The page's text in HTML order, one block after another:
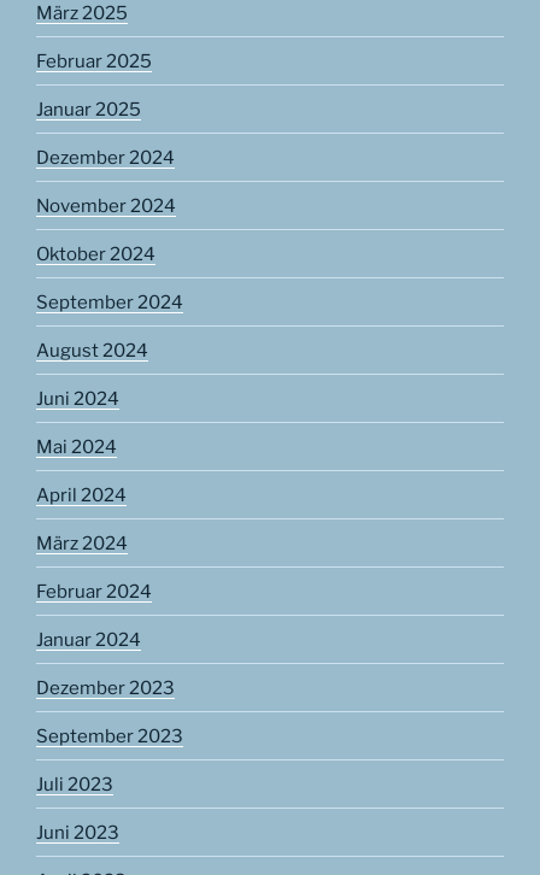
März 2025
Februar 2025
Januar 2025
Dezember 2024
November 2024
Oktober 2024
September 2024
August 2024
Juni 2024
Mai 2024
April 2024
März 2024
Februar 2024
Januar 2024
Dezember 2023
September 2023
Juli 2023
Juni 2023